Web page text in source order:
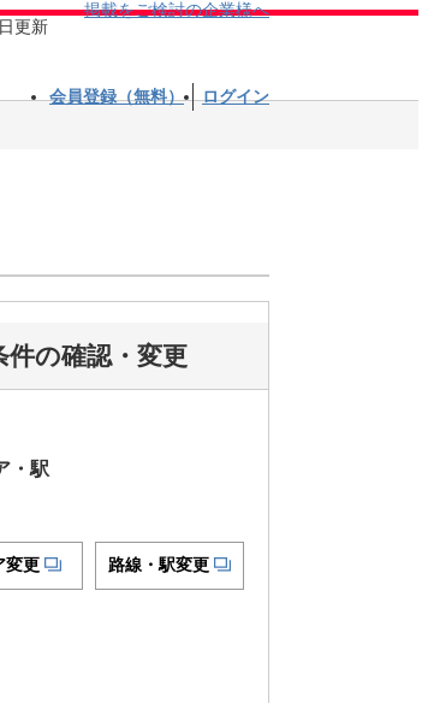
更新
掲載をご検討の企業様へ
会員登録（無料） ログイン
件の確認・変更
・駅
変更 路線・駅変更